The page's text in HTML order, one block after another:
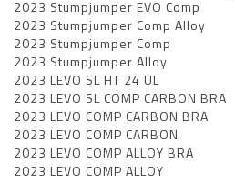
2023 Stumpjumper EVO Comp
2023 Stumpjumper Comp Alloy
2023 Stumpjumper Comp
2023 Stumpjumper Alloy
2023 LEVO SL HT 24 UL
2023 LEVO SL COMP CARBON BRA
2023 LEVO COMP CARBON BRA
2023 LEVO COMP CARBON
2023 LEVO COMP ALLOY BRA
2023 LEVO COMP ALLOY